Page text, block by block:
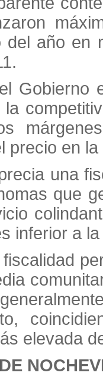
del año en
Gobierno
precio en
una
que
inferior a
elevada